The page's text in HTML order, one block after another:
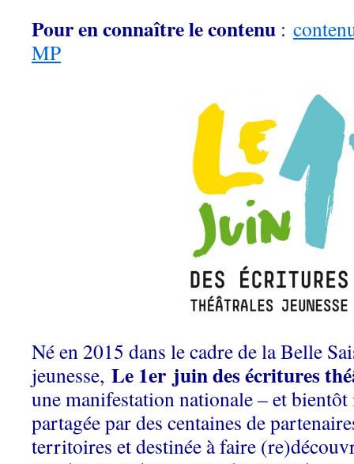
Pour en connaître le contenu :
MP
Né en 2015 dans le cadre de la Belle
jeunesse, Le 1er juin des écritures
une manifestation nationale – et
partagée par des centaines de
territoires et destinée à faire